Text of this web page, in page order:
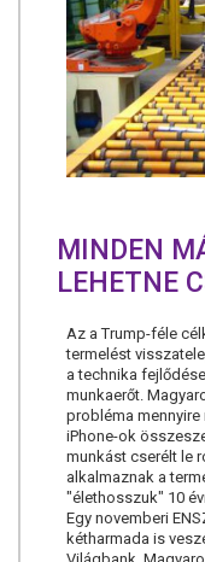
MINDEN
LEHETNE
Az a Trump-féle
termelést
a technika
munkaerőt.
probléma mennyire
iPhone-ok
munkást cserélt le
alkalmaznak a
"élethosszuk" 10
Egy novemberi
kétharmada is